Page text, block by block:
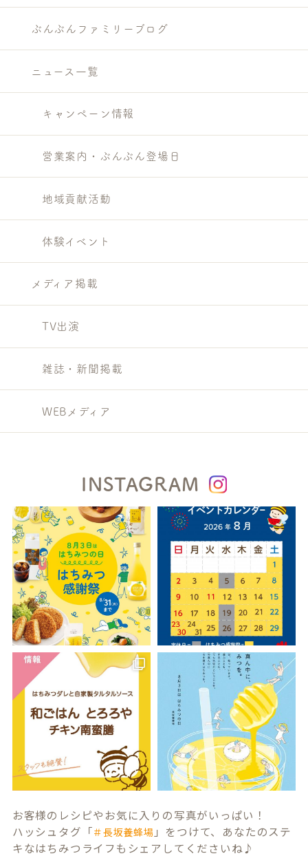
ぶんぶんファミリーブログ
ニュース一覧
キャンペーン情報
営業案内・ぶんぶん登場日
地域貢献活動
体験イベント
メディア掲載
TV出演
雑誌・新聞掲載
WEBメディア
INSTAGRAM
お客様のレシピやお気に入りの写真がいっぱい！
ハッシュタグ「＃長坂養蜂場 」をつけて、あなたのステ
キなはちみつライフもシェアしてくださいね♪